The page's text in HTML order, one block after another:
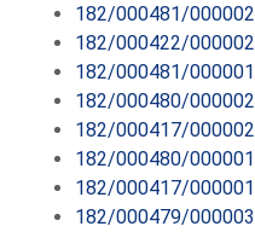
182/000481/000002
182/000422/000002
182/000481/000001
182/000480/000002
182/000417/000002
182/000480/000001
182/000417/000001
182/000479/000003